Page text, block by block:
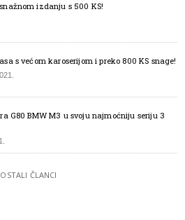
izdanju s 500 KS!
s većom karoserijom i preko 800 KS snage!
G80 BMW M3 u svoju najmoćniju seriju 3
OSTALI ČLANCI